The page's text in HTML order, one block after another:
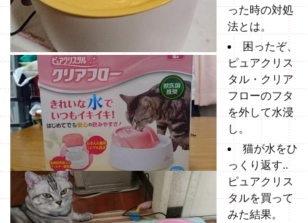
った時の対処
法とは。
困ったぞ、
ピュアクリス
タル・クリア
フローのフタ
を外して水浸
し。
猫が水をひ
っくり返す..
ピュアクリス
タルを買って
みた結果。